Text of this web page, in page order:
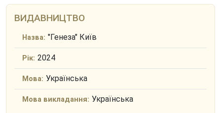
ВИДАВНИЦТВО
Назва: "Генеза" Київ
Рік: 2024
Мова: Українська
Мова викладання: Українська